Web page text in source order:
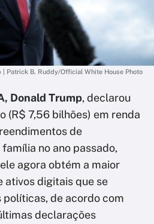
Patrick B. Ruddy/Official White House Photo
Donald Trump, declarou
(R$ 7,56 bilhões) em renda
de
família no ano passado,
agora obtém a maior
ativos digitais que se
de acordo com
declarações